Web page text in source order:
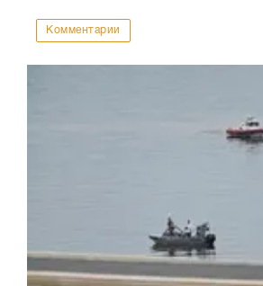
Комментарии